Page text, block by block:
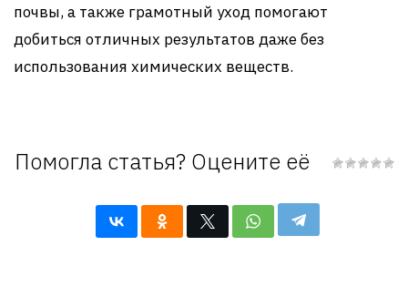
почвы, а также грамотный уход помогают
добиться отличных результатов даже без
использования химических веществ.
Помогла статья? Оцените её